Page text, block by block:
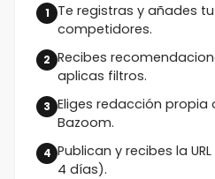
Te registras y añades
competidores.
Recibes
aplicas filtros.
Eliges redacción propia
Bazoom.
Publican y recibes la
4 días).